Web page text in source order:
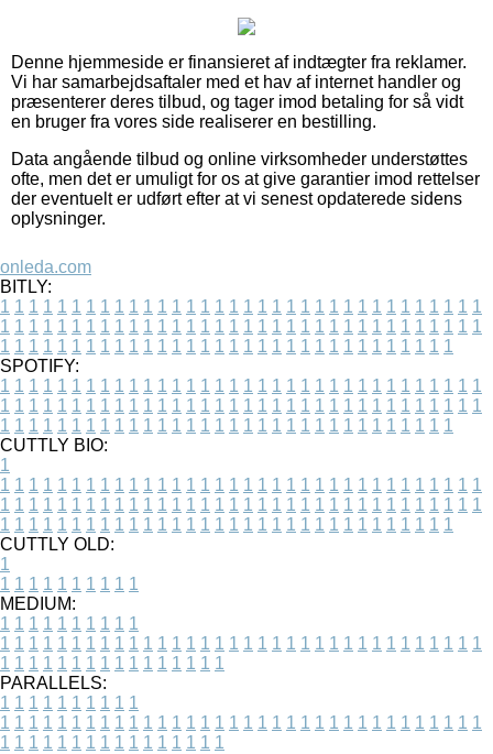
Denne hjemmeside er finansieret af indtægter fra reklamer.
Vi har samarbejdsaftaler med et hav af internet handler og
præsenterer deres tilbud, og tager imod betaling for så vidt
en bruger fra vores side realiserer en bestilling.
Data angående tilbud og online virksomheder understøttes
ofte, men det er umuligt for os at give garantier imod rettelser
der eventuelt er udført efter at vi senest opdaterede sidens
oplysninger.
onleda.com
BITLY:
1 1 1 1 1 1 1 1 1 1 1 1 1 1 1 1 1 1 1 1 1 1 1 1 1 1 1 1 1 1 1 1 1 1
1 1 1 1 1 1 1 1 1 1 1 1 1 1 1 1 1 1 1 1 1 1 1 1 1 1 1 1 1 1 1 1 1 1
1 1 1 1 1 1 1 1 1 1 1 1 1 1 1 1 1 1 1 1 1 1 1 1 1 1 1 1 1 1 1 1
SPOTIFY:
1 1 1 1 1 1 1 1 1 1 1 1 1 1 1 1 1 1 1 1 1 1 1 1 1 1 1 1 1 1 1 1 1 1
1 1 1 1 1 1 1 1 1 1 1 1 1 1 1 1 1 1 1 1 1 1 1 1 1 1 1 1 1 1 1 1 1 1
1 1 1 1 1 1 1 1 1 1 1 1 1 1 1 1 1 1 1 1 1 1 1 1 1 1 1 1 1 1 1 1
CUTTLY BIO:
1
1 1 1 1 1 1 1 1 1 1 1 1 1 1 1 1 1 1 1 1 1 1 1 1 1 1 1 1 1 1 1 1 1 1
1 1 1 1 1 1 1 1 1 1 1 1 1 1 1 1 1 1 1 1 1 1 1 1 1 1 1 1 1 1 1 1 1 1
1 1 1 1 1 1 1 1 1 1 1 1 1 1 1 1 1 1 1 1 1 1 1 1 1 1 1 1 1 1 1 1
CUTTLY OLD:
1
1 1 1 1 1 1 1 1 1 1
MEDIUM:
1 1 1 1 1 1 1 1 1 1
1 1 1 1 1 1 1 1 1 1 1 1 1 1 1 1 1 1 1 1 1 1 1 1 1 1 1 1 1 1 1 1 1 1
1 1 1 1 1 1 1 1 1 1 1 1 1 1 1 1
PARALLELS:
1 1 1 1 1 1 1 1 1 1
1 1 1 1 1 1 1 1 1 1 1 1 1 1 1 1 1 1 1 1 1 1 1 1 1 1 1 1 1 1 1 1 1 1
1 1 1 1 1 1 1 1 1 1 1 1 1 1 1 1